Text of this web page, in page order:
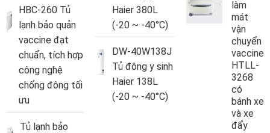
HBC-260 Tủ
lạnh bảo quản
vaccine đạt
chuẩn, tích hợp
công nghệ
chống đông tối
ưu
Tủ lạnh bảo
Haier 380L
(-20 ~ -40°C)
DW-40W138J
Tủ đông y sinh
Haier 138L
(-20 ~ -40°C)
làm
mát
vận
chuyển
vaccine
HTLL-
3268
có
bánh xe
và xe
đẩy